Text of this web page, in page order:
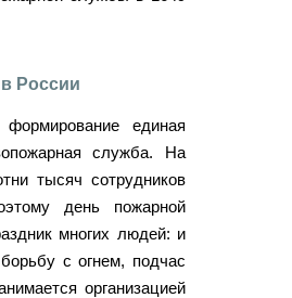
России
единая
служба. На
тысяч сотрудников
день пожарной
многих людей: и
с огнем, подчас
организацией